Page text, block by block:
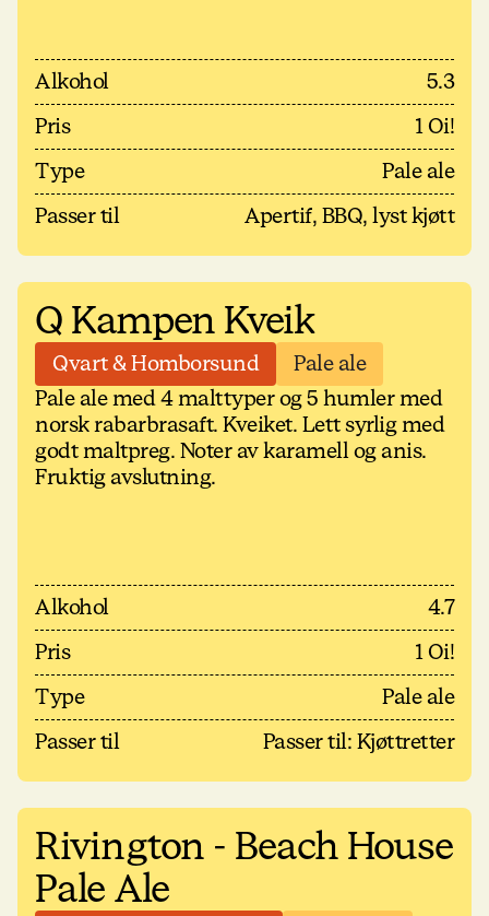
Alkohol
5.3
Pris
1 Oi!
Type
Pale ale
Passer til
Apertif, BBQ, lyst kjøtt
Q Kampen Kveik
Qvart & Homborsund
Pale ale
Pale ale med 4 malttyper og 5 humler med
norsk rabarbrasaft. Kveiket. Lett syrlig med
godt maltpreg. Noter av karamell og anis.
Fruktig avslutning.
Alkohol
4.7
Pris
1 Oi!
Type
Pale ale
Passer til
Passer til: Kjøttretter
Rivington - Beach House
Pale Ale